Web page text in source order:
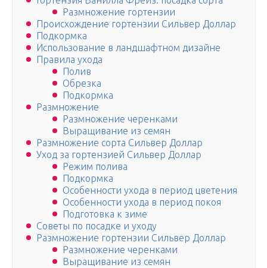
Размножение гортензии
Происхождение гортензии Сильвер Доллар
Подкормка
Использование в ландшафтном дизайне
Правила ухода
Полив
Обрезка
Подкормка
Размножение
Размножение черенками
Выращивание из семян
Размножение сорта Сильвер Доллар
Уход за гортензией Сильвер Доллар
Режим полива
Подкормка
Особенности ухода в период цветения
Особенности ухода в период покоя
Подготовка к зиме
Советы по посадке и уходу
Размножение гортензии Сильвер Доллар
Размножение черенками
Выращивание из семян